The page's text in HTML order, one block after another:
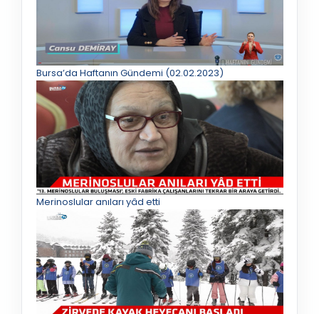
Bursa’da Haftanın Gündemi (02.02.2023)
Merinoslular anıları yâd etti